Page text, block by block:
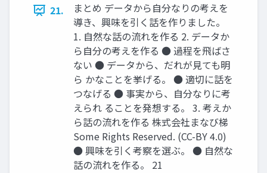
21.
まとめ データから自分なりの考えを
導き、興味を引く話を作りました。
1. 自然な話の流れを作る 2. データか
ら自分の考えを作る ● 過程を飛ばさ
ない ● データから、だれが見ても明
ら かなことを挙げる。 ● 適切に話を
つなげる ● 事実から、自分なりに考
えられ ることを発想する。 3. 考えか
ら話の流れを作る 株式会社まなび梯
Some Rights Reserved. (CC-BY 4.0)
● 興味を引く考察を選ぶ。 ● 自然な
話の流れを作る。 21